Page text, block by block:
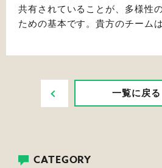
共有されていることが、多様性
ための基本です。貴方のチーム
一覧に戻る
CATEGORY